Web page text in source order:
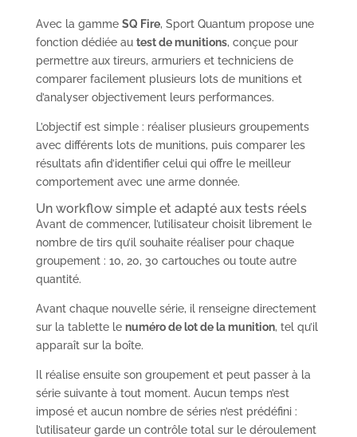
Avec la gamme SQ Fire, Sport Quantum propose une
fonction dédiée au test de munitions, conçue pour
permettre aux tireurs, armuriers et techniciens de
comparer facilement plusieurs lots de munitions et
d’analyser objectivement leurs performances.
L’objectif est simple : réaliser plusieurs groupements
avec différents lots de munitions, puis comparer les
résultats afin d’identifier celui qui offre le meilleur
comportement avec une arme donnée.
Un workflow simple et adapté aux tests réels
Avant de commencer, l’utilisateur choisit librement le
nombre de tirs qu’il souhaite réaliser pour chaque
groupement : 10, 20, 30 cartouches ou toute autre
quantité.
Avant chaque nouvelle série, il renseigne directement
sur la tablette le numéro de lot de la munition, tel qu’il
apparaît sur la boîte.
Il réalise ensuite son groupement et peut passer à la
série suivante à tout moment. Aucun temps n’est
imposé et aucun nombre de séries n’est prédéfini :
l’utilisateur garde un contrôle total sur le déroulement